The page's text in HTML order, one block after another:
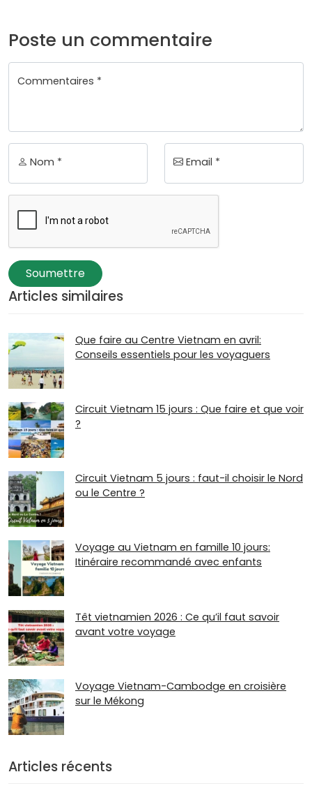
Poste un commentaire
Commentaires *
Nom * Email *
Soumettre
Articles similaires
Que faire au Centre Vietnam en avril:
Conseils essentiels pour les voyaguers
Circuit Vietnam 15 jours : Que faire et que voir
?
Circuit Vietnam 5 jours : faut-il choisir le Nord
ou le Centre ?
Voyage au Vietnam en famille 10 jours:
Itinéraire recommandé avec enfants
Têt vietnamien 2026 : Ce qu’il faut savoir
avant votre voyage
Voyage Vietnam-Cambodge en croisière
sur le Mékong
Articles récents